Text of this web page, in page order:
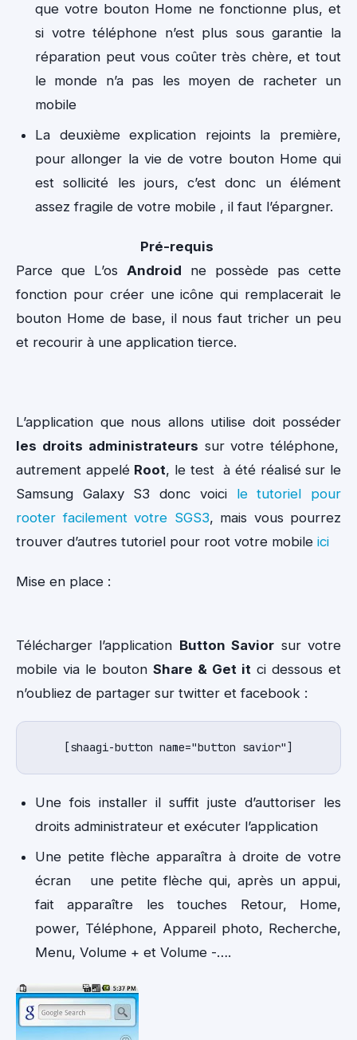
que votre bouton Home ne fonctionne plus, et
si votre téléphone n’est plus sous garantie la
réparation peut vous coûter très chère, et tout
le monde n’a pas les moyen de racheter un
mobile
La deuxième explication rejoints la première,
pour allonger la vie de votre bouton Home qui
est sollicité les jours, c’est donc un élément
assez fragile de votre mobile , il faut l’épargner.
Pré-requis
Parce que L’os Android ne possède pas cette
fonction pour créer une icône qui remplacerait le
bouton Home de base, il nous faut tricher un peu
et recourir à une application tierce.
L’application que nous allons utilise doit posséder
les droits administrateurs sur votre téléphone,
autrement appelé Root, le test à été réalisé sur le
Samsung Galaxy S3 donc voicile tutoriel pour
rooter facilement votre SGS3, mais vous pourrez
trouver d’autres tutoriel pour root votre mobile ici
Mise en place :
Télécharger l’application Button Savior sur votre
mobile via le bouton Share & Get it ci dessous et
n’oubliez de partager sur twitter et facebook :
[shaagi-button name="button savior"]
Une fois installer il suffit juste d’auttoriser les
droits administrateur et exécuter l’application
Une petite flèche apparaîtra à droite de votre
écran une petite flèche qui, après un appui,
fait apparaître les touches Retour, Home,
power, Téléphone, Appareil photo, Recherche,
Menu, Volume + et Volume -….